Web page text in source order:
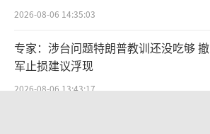
2026-08-06 14:35:03
专家：涉台问题特朗普教训还没吃够 撤
军止损建议浮现
2026-08-06 13:43:17